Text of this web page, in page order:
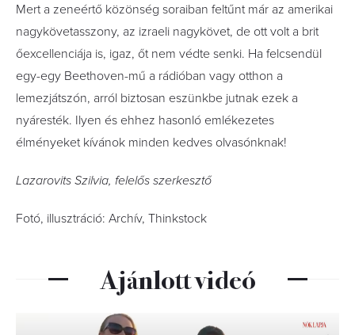
Mert a zeneértő közönség soraiban feltűnt már az amerikai
nagykövetasszony, az izraeli nagykövet, de ott volt a brit
őexcellenciája is, igaz, őt nem védte senki. Ha felcsendül
egy-egy Beethoven-mű a rádióban vagy otthon a
lemezjátszón, arról biztosan eszünkbe jutnak ezek a
nyáresték. Ilyen és ehhez hasonló emlékezetes
élményeket kívánok minden kedves olvasónknak!
Lazarovits Szilvia, felelős szerkesztő
Fotó, illusztráció: Archív, Thinkstock
Ajánlott videó